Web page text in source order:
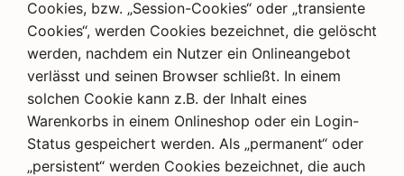
Cookies, bzw. „Session-Cookies“ oder „transiente
Cookies“, werden Cookies bezeichnet, die gelöscht
werden, nachdem ein Nutzer ein Onlineangebot
verlässt und seinen Browser schließt. In einem
solchen Cookie kann z.B. der Inhalt eines
Warenkorbs in einem Onlineshop oder ein Login-
Status gespeichert werden. Als „permanent“ oder
„persistent“ werden Cookies bezeichnet, die auch